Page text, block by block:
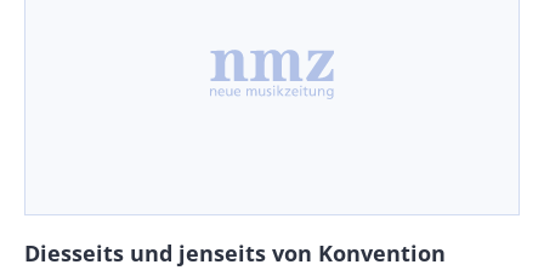
Diesseits und jenseits von Konvention